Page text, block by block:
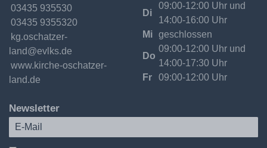
Telefon:
03435 935530
Fax:
03435 9355320
Email:
kg.oschatzer-
land@evlks.de
Internet:
www.kirche-oschatzer-
land.de
Di
09:00-12:00 Uhr und
14:00-16:00 Uhr
Mi geschlossen
Do
09:00-12:00 Uhr und
14:00-17:30 Uhr
Fr
09:00-12:00 Uhr
Newsletter